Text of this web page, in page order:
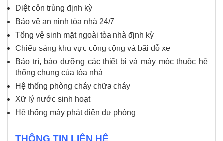
Diệt côn trùng định kỳ
Bảo vệ an ninh tòa nhà 24/7
Tổng vệ sinh mặt ngoài tòa nhà định kỳ
Chiếu sáng khu vực công cộng và bãi đỗ xe
Bảo trì, bảo dưỡng các thiết bị và máy móc thuộc hệ
thống chung của tòa nhà
Hệ thống phòng cháy chữa cháy
Xữ lý nước sinh hoạt
Hệ thống máy phát điện dự phòng
THÔNG TIN LIÊN HỆ